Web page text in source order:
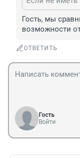
Гость, мы
возможности
ОТВЕТИТЬ
Гость
Войти